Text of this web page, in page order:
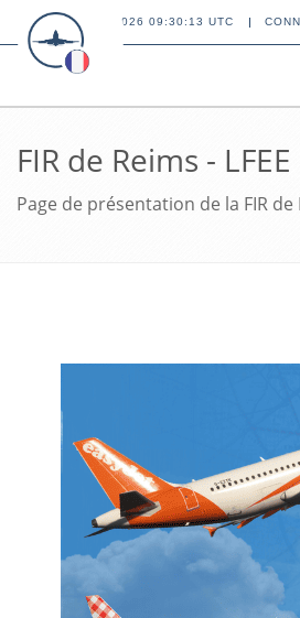
08 AOÛT 2026 09:30:14 UTC
FIR de Reims - LFEE
Page de présentation de la FIR de